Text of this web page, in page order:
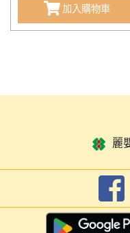
加入購物車
麗